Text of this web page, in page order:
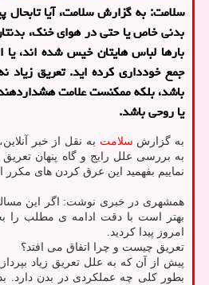
سلامت: به گزارش سلامت، آیا
بدنی خاص یا حتی در هوای خنک،
بارها لباس هایتان خیس شده اند،
جمع خودداری کرده اید. تعریق زیاد
باشد، بلکه ممکنست علامت
یا روحی باشد.
به گزارش سلامت به نقل از خبر
به بررسی علل رایج و گاه پنهان
نماییم بفهمید این عرق کردن های مکرر
همشهری در خبری نوشت: اگر این
بهتر است با دقت ادامه ی مطلب را
امروز پیدا کردید.
تعریق چیست و چرا اتفاق می افتد؟
پیش از آن که به علل تعریق زیاد
بطور کلی چه عملکردی در بدن دارد.